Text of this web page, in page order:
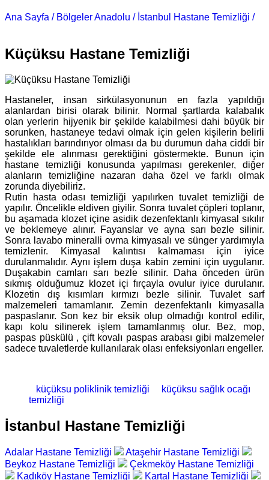
Ana Sayfa / Bölgeler Anadolu / İstanbul Hastane Temizliği /
Küçüksu Hastane Temizliği
Hastaneler, insan sirkülasyonunun en fazla yapıldığı
alanlardan birisi olarak bilinir. Normal şartlarda kalabalık
olan yerlerin hijyenik bir şekilde kalabilmesi dahi büyük bir
sorunken, hastaneye tedavi olmak için gelen kişilerin belirli
hastalıkları barındırıyor olması da bu durumun daha ciddi bir
şekilde ele alınması gerektiğini göstermekte. Bunun için
hastane temizliği konusunda yapılması gerekenler, diğer
alanların temizliğine nazaran daha özel ve farklı olmak
zorunda diyebiliriz.
Rutin hasta odası temizliği yapılırken tuvalet temizliği de
yapılır. Öncelikle eldiven giyilir. Sonra tuvalet çöpleri toplanır,
bu aşamada klozet içine asidik dezenfektanlı kimyasal sıkılır
ve beklemeye alınır. Fayanslar ve ayna sarı bezle silinir.
Sonra lavabo mineralli ovma kimyasalı ve sünger yardımıyla
temizlenir. Kimyasal kalıntısı kalmaması için iyice
durulanmalıdır. Aynı işlem duşa kabin zemini için uygulanır.
Duşakabin camları sarı bezle silinir. Daha önceden ürün
sıkmış olduğumuz klozet içi fırçayla ovulur iyice durulanır.
Klozetin dış kısımları kırmızı bezle silinir. Tuvalet sarf
malzemeleri tamamlanır. Zemin dezenfektanlı kimyasalla
paspaslanır. Son kez bir eksik olup olmadığı kontrol edilir,
kapı kolu silinerek işlem tamamlanmış olur. Bez, mop,
paspas püskülü , çift kovalı paspas arabası gibi malzemeler
sadece tuvaletlerde kullanılarak olası enfeksiyonları engeller.
küçüksu poliklinik temizliği
küçüksu sağlık ocağı
temizliği
İstanbul Hastane Temizliği
Adalar Hastane Temizliği
Ataşehir Hastane Temizliği
Beykoz Hastane Temizliği
Çekmeköy Hastane Temizliği
Kadıköy Hastane Temizliği
Kartal Hastane Temizliği